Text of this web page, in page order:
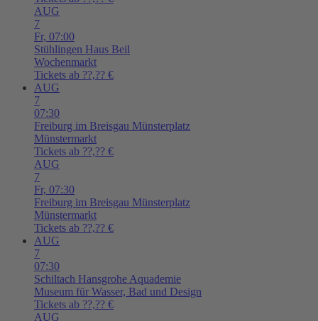
AUG
7
Fr, 07:00
Stühlingen Haus Beil
Wochenmarkt
Tickets ab ??,?? €
AUG
7
07:30
Freiburg im Breisgau Münsterplatz
Münstermarkt
Tickets ab ??,?? €
AUG
7
Fr, 07:30
Freiburg im Breisgau Münsterplatz
Münstermarkt
Tickets ab ??,?? €
AUG
7
07:30
Schiltach Hansgrohe Aquademie
Museum für Wasser, Bad und Design
Tickets ab ??,?? €
AUG